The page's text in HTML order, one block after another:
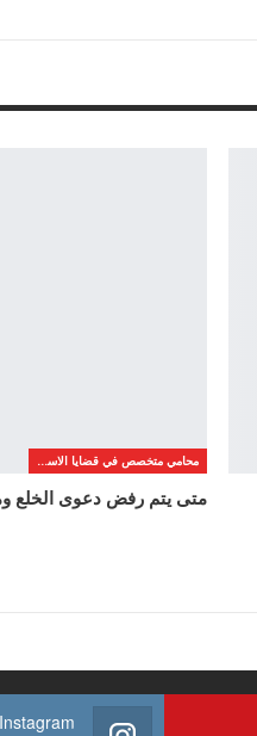
محامي متخصص في قضايا الاسره
متى يتم رفض دعوى الخلع
Instagram